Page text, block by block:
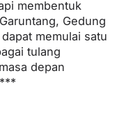
membentuk
Gedung
memulai satu
tulang
depan